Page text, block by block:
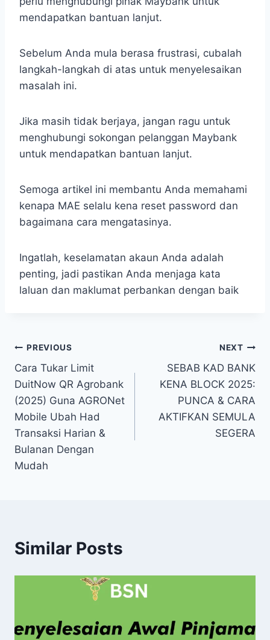
mendapatkan bantuan lanjut.
Sebelum Anda mula berasa frustrasi, cubalah
langkah-langkah di atas untuk menyelesaikan
masalah ini.
Jika masih tidak berjaya, jangan ragu untuk
menghubungi sokongan pelanggan Maybank
untuk mendapatkan bantuan lanjut.
Semoga artikel ini membantu Anda memahami
kenapa MAE selalu kena reset password dan
bagaimana cara mengatasinya.
Ingatlah, keselamatan akaun Anda adalah
penting, jadi pastikan Anda menjaga kata
laluan dan maklumat perbankan dengan baik
Navigasi
kiriman
PREVIOUS
Cara Tukar Limit
DuitNow QR Agrobank
(2025) Guna AGRONet
Mobile Ubah Had
Transaksi Harian &
Bulanan Dengan
Mudah
NEXT
SEBAB KAD BANK
KENA BLOCK 2025:
PUNCA & CARA
AKTIFKAN SEMULA
SEGERA
Similar Posts